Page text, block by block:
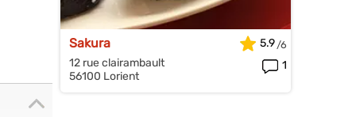
Sakura
12 rue clairambault
56100 Lorient
5.9
1